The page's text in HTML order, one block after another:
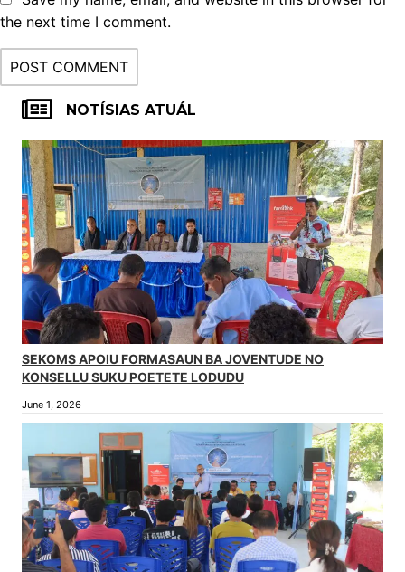
the next time I comment.
NOTÍSIAS ATUÁL
SEKOMS APOIU FORMASAUN BA JOVENTUDE NO
KONSELLU SUKU POETETE LODUDU
June 1, 2026